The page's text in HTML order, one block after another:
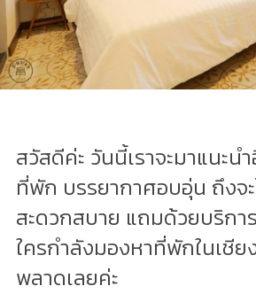
สวัสดีค่ะ วันนี้เราจะมาแนะน
ที่พัก บรรยากาศอบอุ่น ถึงจ
สะดวกสบาย แถมด้วยบริกา
ใครกำลังมองหาที่พักในเชีย
พลาดเลยค่ะ